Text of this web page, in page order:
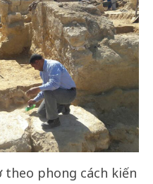
theo phong cách kiến